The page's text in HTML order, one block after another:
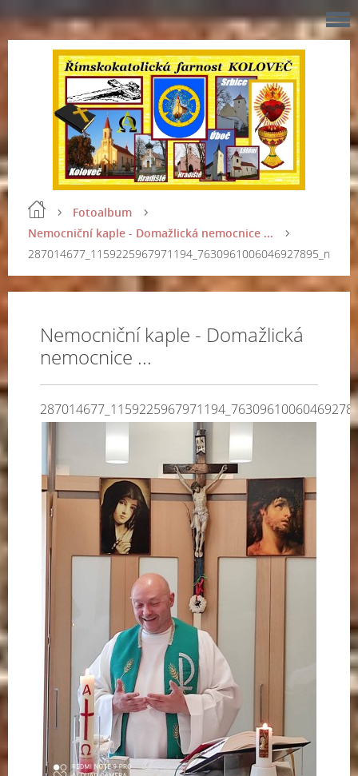
Fotoalbum
Nemocniční kaple - Domažlická nemocnice ...
287014677_1159225967971194_7630961006046927895_n
Nemocniční kaple - Domažlická
nemocnice ...